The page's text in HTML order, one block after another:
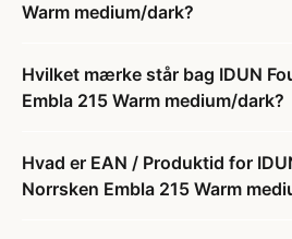
Warm medium/dark?
Hvilket mærke står bag IDUN
Embla 215 Warm medium/dark?
Hvad er EAN / Produktid for
Norrsken Embla 215 Warm